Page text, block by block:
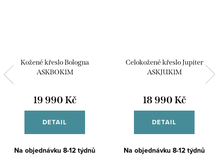
Kožené křeslo Bologna
ASKBOK1M
19 990 Kč
DETAIL
Na objednávku 8-12 týdnů
Celokožené křeslo Jupiter
ASKJUK1M
18 990 Kč
DETAIL
Na objednávku 8-12 týdnů